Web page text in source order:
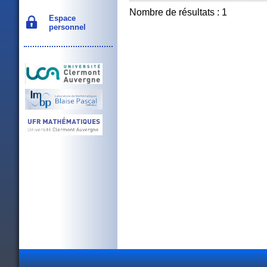
Espace
personnel
Nombre de résultats : 1